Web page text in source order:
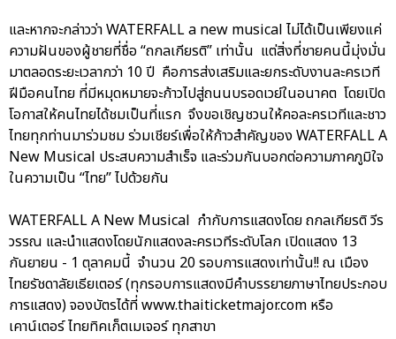
และหากจะกล่าวว่า WATERFALL a new musical ไม่ได้เป็นเพียงแค่
ความฝันของผู้ชายที่ชื่อ “ถกลเกียรติ” เท่านั้น แต่สิ่งที่ชายคนนี้มุ่งมั่น
มาตลอดระยะเวลากว่า 10 ปี คือการส่งเสริมและยกระดับงานละครเวที
ฝีมือคนไทย ที่มีหมุดหมายจะก้าวไปสู่ถนนบรอดเวย์ในอนาคต โดยเปิด
โอกาสให้คนไทยได้ชมเป็นที่แรก จึงขอเชิญชวนให้คอละครเวทีและชาว
ไทยทุกท่านมาร่วมชม ร่วมเชียร์เพื่อให้ก้าวสำคัญของ WATERFALL A
New Musical ประสบความสำเร็จ และร่วมกันบอกต่อความภาคภูมิใจ
ในความเป็น “ไทย” ไปด้วยกัน
WATERFALL A New Musical กำกับการแสดงโดย ถกลเกียรติ วีร
วรรณ และนำแสดงโดยนักแสดงละครเวทีระดับโลก เปิดแสดง 13
กันยายน - 1 ตุลาคมนี้ จำนวน 20 รอบการแสดงเท่านั้น!! ณ เมือง
ไทยรัชดาลัยเธียเตอร์ (ทุกรอบการแสดงมีคำบรรยายภาษาไทยประกอบ
การแสดง) จองบัตรได้ที่ www.thaiticketmajor.com หรือ
เคาน์เตอร์ ไทยทิคเก็ตเมเจอร์ ทุกสาขา